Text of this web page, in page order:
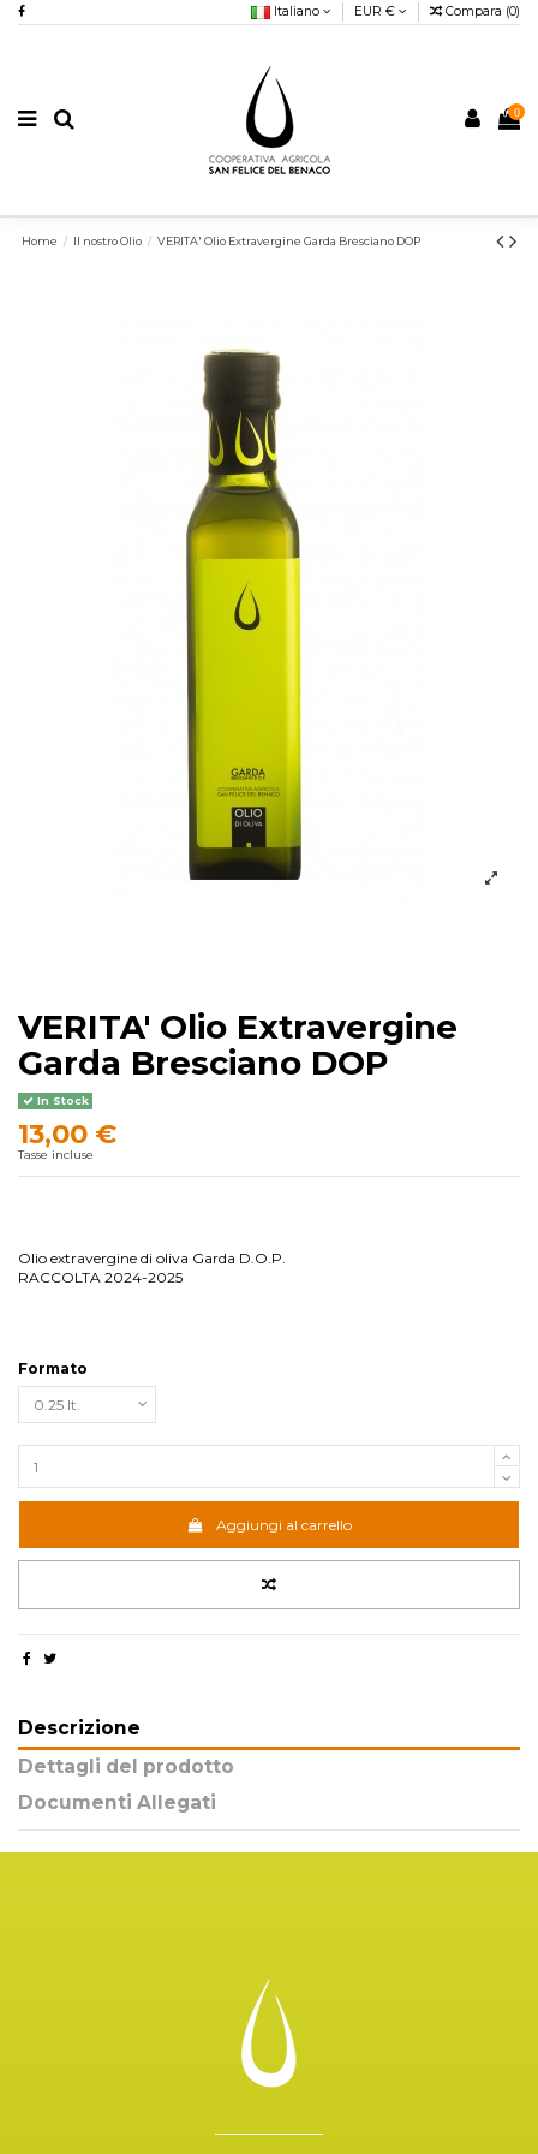
Italiano EUR € Compara (0)
0
Home Il nostro Olio VERITA' Olio Extravergine Garda Bresciano DOP
VERITA' Olio Extravergine
Garda Bresciano DOP
In Stock
13,00 €
Tasse incluse
Olio extravergine di oliva Garda D.O.P.
RACCOLTA 2024-2025
Formato
Aggiungi al carrello
Descrizione
Dettagli del prodotto
Documenti Allegati